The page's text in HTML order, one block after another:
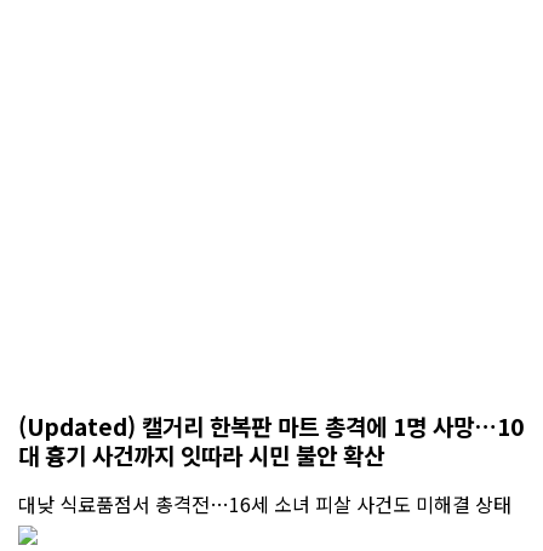
(Updated) 캘거리 한복판 마트 총격에 1명 사망…10
대 흉기 사건까지 잇따라 시민 불안 확산
대낮 식료품점서 총격전…16세 소녀 피살 사건도 미해결 상태